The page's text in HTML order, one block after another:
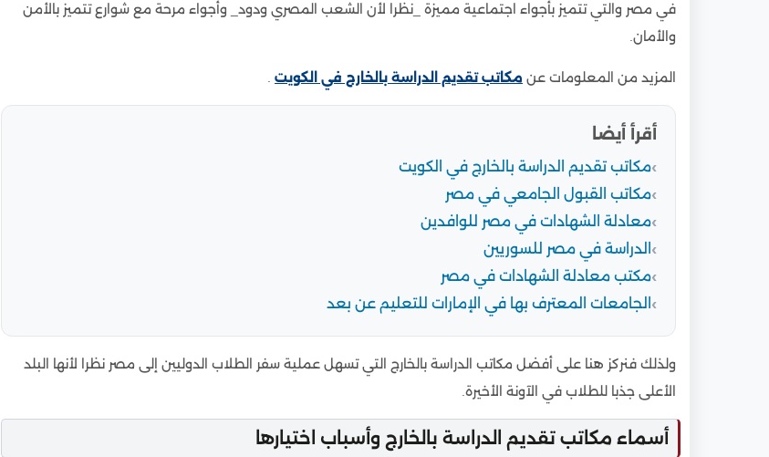
في مصر والتي تتميز بأجواء اجتماعية مميزة _نظرا لأن الشعب المصري ودود_ وأجواء مرحة مع شوارع تتميز بالأمن
والأمان.
المزيد من المعلومات عن مكاتب تقديم الدراسة بالخارج في الكويت
أقرأ أيضا
مكاتب تقديم الدراسة بالخارج في الكويت
مكاتب القبول الجامعي في مصر
معادلة الشهادات في مصر للوافدين
الدراسة في مصر للسوريين
مكتب معادلة الشهادات في مصر
الجامعات المعترف بها في الإمارات للتعليم عن بعد
ولذلك فنركز هنا على أفضل مكاتب الدراسة بالخارج التي تسهل عملية سفر الطلاب الدوليين إلى مصر نظرا لأنها البلد
الأعلى جذبا للطلاب في الآونة الأخيرة.
أسماء مكاتب تقديم الدراسة بالخارج وأسباب اختيارها